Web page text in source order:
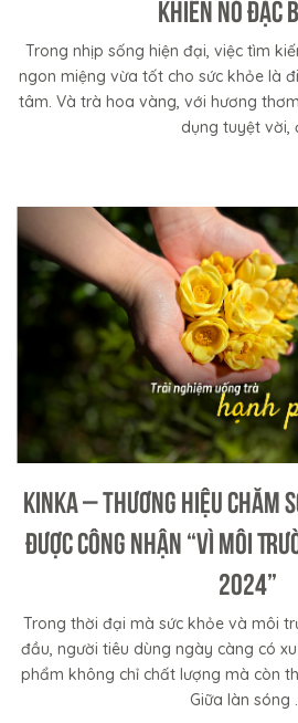
khiến nó đặc
Trong nhịp sống hiện đại, việc tìm
ngon miệng vừa tốt cho sức khỏe là
tâm. Và trà hoa vàng, với hương
dụng tuyệt vời,
KINKA – Thương Hiệu Chăm
Được Công Nhận “Vì Môi
2024”
Trong thời đại mà sức khỏe và môi
đầu, người tiêu dùng ngày càng có
phẩm không chỉ chất lượng mà còn
Giữa làn sóng